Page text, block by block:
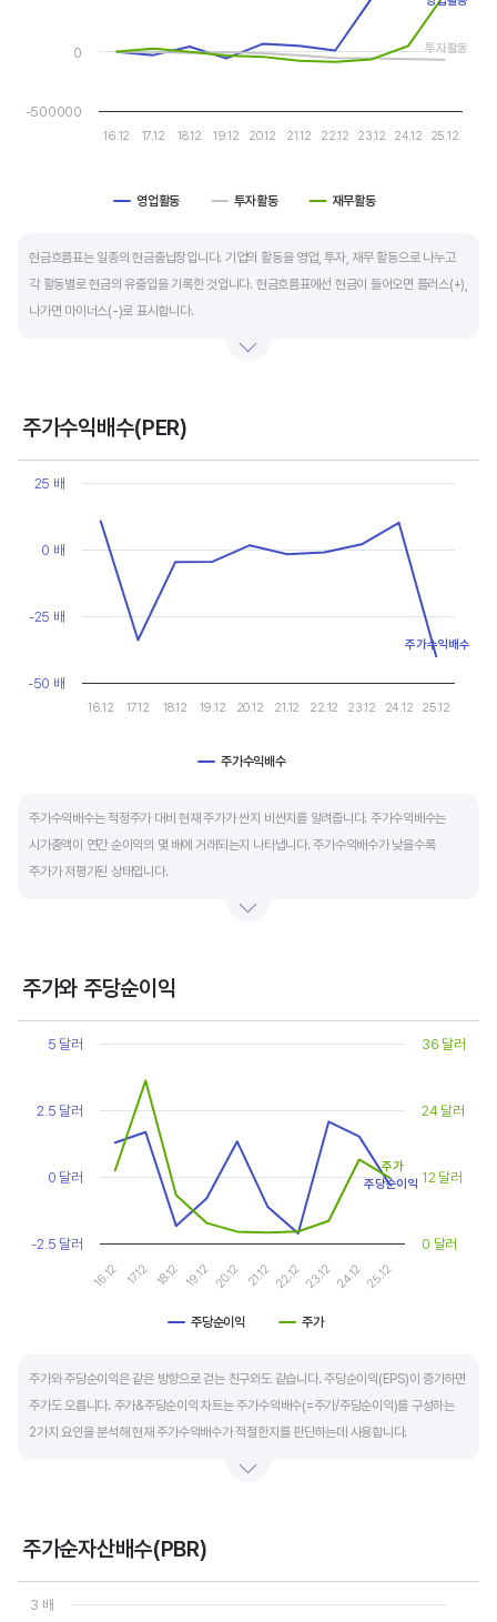
운전자본 회전일수는 매출채권 회전일수 + 재고자산 회전일수 - 매입채무 회전일수로
영업활동 투자활동 재무활동
16.12 17.12 18.12 19.12 20.12 21.12 22.12 23.12 24.12 25.12
-500000
0 투자활동
현금흐름표는 일종의 현금출납장입니다. 기업의 활동을 영업, 투자, 재무 활동으로 나누고
각 활동별로 현금의 유출입을 기록한 것입니다. 현금흐름표에선 현금이 들어오면 플러스(+),
나가면 마이너스(-)로 표시합니다.
투자활동 현금흐름은 기업의 기계 및 공장증설이나 금융자산 거래에서 발생하는
재무활동 현금흐름은 증자, 차입, 배당을 통해 발생하는 현금유출입을 뜻합니다.
영업활동으로 충분한 현금을 벌고 있는 기업은 금융기관의 차입금을 갚고, 배당을 지급하는
등 현금이 유출되기 때문에 마이너스(-)를 기록합니다.
특별한 활동이 있는 일시적인 기간을 제외하고 현금흐름표의 장기적인 구성은 영업활동
현금흐름 플러스(+), 투자활동 현금흐름 마이너스(-), 재무활동 현금흐름이 마이너스(-)가
가장 좋습니다.
주가수익배수(PER)
Chart
Line chart with 10 data points.
The chart has 1 X axis displaying categories.
The chart has 1 Y axis displaying values. Data ranges from -
주가수익배수
16.12 17.12 18.12 19.12 20.12 21.12 22.12 23.12 24.12 25.12
-50 배
-25 배
0 배
25 배
주가수익배수
주가수익배수는 적정주가 대비 현재 주가가 싼지 비싼지를 알려줍니다. 주가수익배수는
시가총액이 연간 순이익의 몇 배에 거래되는지 나타냅니다. 주가수익배수가 낮을수록
주가가 저평가된 상태입니다.
상대적으로 싸게 거래된다고 판단합니다.
높으면 주가수익배수도 높게 평가 받습니다. 이는 순이익 성장률이 높으면 주가도 크게
상승한다는 뜻입니다.
10년 간 장기적인 주가수익배수의 움직임과 최고, 최저점을 확인한 후, 현재 시점
주가수익배수와 비교해 주가가 싼지 비싼지를 평가하는게 좋습니다. 일반적으로 장기적인
주가수익배수의 평균 정도에 있으면 매수를 검토하고, 역사적인 최고점 수준에 있다면
이익이 더 성장할 수 있을지 더 꼼꼼히 살피고 유의해야 합니다.
주가와 주당순이익
Chart
Line chart with 2 lines.
The chart has 1 X axis displaying categories.
The chart has 2 Y axes displaying values, and values.
주당순이익 주가
16.12 17.12 18.12 19.12 20.12 21.12 22.12 23.12 24.12 25.12
-2.5 달러
0 달러
2.5 달러
5 달러
0 달러
12 달러
24 달러
36 달러
주당순이익
주가
주가와 주당순이익은 같은 방향으로 걷는 친구와도 같습니다. 주당순이익(EPS)이 증가하면
주가도 오릅니다. 주가&주당순이익 차트는 주가수익배수(=주가/주당순이익)를 구성하는
2가지 요인을 분석해 현재 주가수익배수가 적절한지를 판단하는데 사용합니다.
- 매수 검토 : 주당순이익 증가, 주가 상승
- 매도 검토 : 주당순이익 감소, 주가 횡보 또는 하락
주가순자산배수(PBR)
Chart
Line chart with 10 data points.
3 배